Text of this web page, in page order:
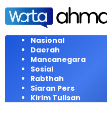
Langsung
konten
Nasional
Daerah
Mancanegara
Sosial
Rabthah
Siaran Pers
Kirim Tulisan